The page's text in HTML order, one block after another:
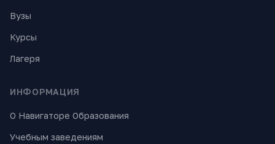
Вузы
Курсы
Лагеря
ИНФОРМАЦИЯ
О Навигаторе Образования
Учебным заведениям